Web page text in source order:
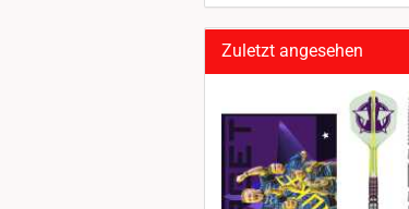
Zuletzt angesehen